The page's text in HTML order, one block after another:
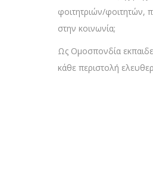
φοιτητριών/φοιτητών,
στην κοινωνία;
Ως Ομοσπονδία
κάθε περιστολή